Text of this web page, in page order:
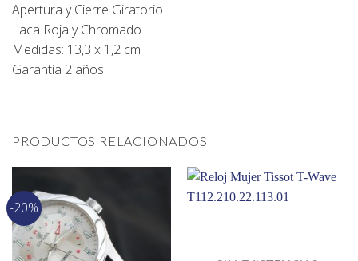
Apertura y Cierre Giratorio
Laca Roja y Chromado
Medidas: 13,3 x 1,2 cm
Garantía 2 años
PRODUCTOS RELACIONADOS
-20%